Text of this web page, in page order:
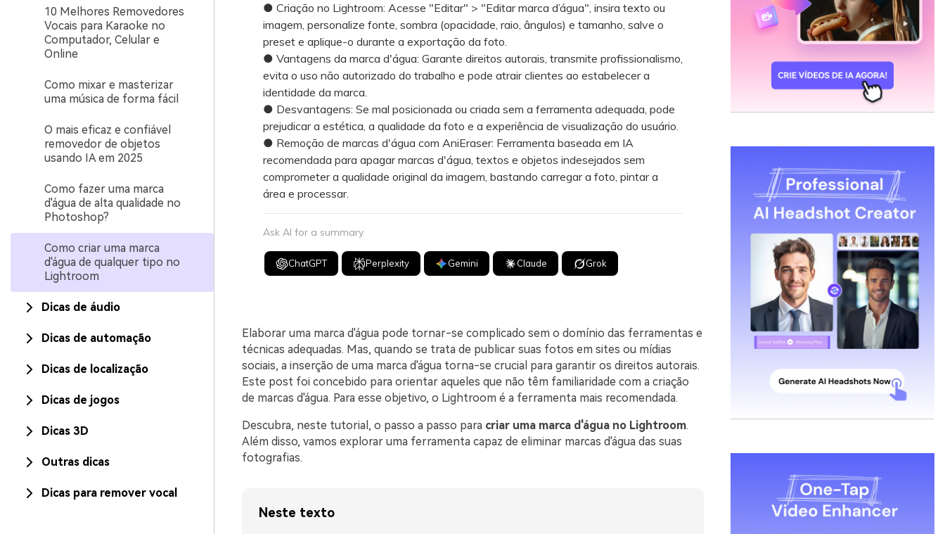
10 Melhores Removedores
Vocais para Karaoke no
Computador, Celular e
Online
Como mixar e masterizar
uma música de forma fácil
O mais eficaz e confiável
removedor de objetos
usando IA em 2025
Como fazer uma marca
d'água de alta qualidade no
Photoshop?
Como criar uma marca
d'água de qualquer tipo no
Lightroom
Dicas de áudio
Dicas de automação
Dicas de localização
Dicas de jogos
Dicas 3D
Outras dicas
Dicas para remover vocal
● Criação no Lightroom: Acesse "Editar" > "Editar marca d’água", insira texto ou
imagem, personalize fonte, sombra (opacidade, raio, ângulos) e tamanho, salve o
preset e aplique-o durante a exportação da foto.
● Vantagens da marca d'água: Garante direitos autorais, transmite profissionalismo,
evita o uso não autorizado do trabalho e pode atrair clientes ao estabelecer a
identidade da marca.
● Desvantagens: Se mal posicionada ou criada sem a ferramenta adequada, pode
prejudicar a estética, a qualidade da foto e a experiência de visualização do usuário.
● Remoção de marcas d'água com AniEraser: Ferramenta baseada em IA
recomendada para apagar marcas d'água, textos e objetos indesejados sem
comprometer a qualidade original da imagem, bastando carregar a foto, pintar a
área e processar.
Ask AI for a summary
ChatGPT Perplexity Gemini Claude Grok
Elaborar uma marca d'água pode tornar-se complicado sem o domínio das ferramentas e
técnicas adequadas. Mas, quando se trata de publicar suas fotos em sites ou mídias
sociais, a inserção de uma marca d'água torna-se crucial para garantir os direitos autorais.
Este post foi concebido para orientar aqueles que não têm familiaridade com a criação
de marcas d'água. Para esse objetivo, o Lightroom é a ferramenta mais recomendada.
Descubra, neste tutorial, o passo a passo para criar uma marca d'água no Lightroom.
Além disso, vamos explorar uma ferramenta capaz de eliminar marcas d'água das suas
fotografias.
Neste texto